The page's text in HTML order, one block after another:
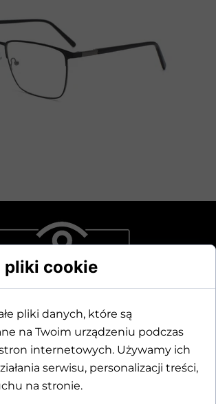
Dane kontaktowe
Motylewska 24
pliki cookie
pliki danych, które są
na Twoim urządzeniu podczas
internetowych. Używamy ich
serwisu, personalizacji treści,
na stronie.